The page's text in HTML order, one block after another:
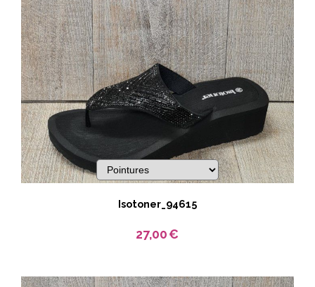
Isotoner_94615
27,00€